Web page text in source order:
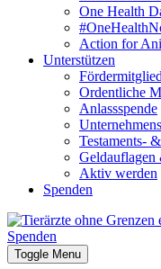
One Health
Action for
Unterstützen
Ordentliche
Anlassspende
Testaments-
Aktiv werden
Spenden
Spenden
Toggle Menu